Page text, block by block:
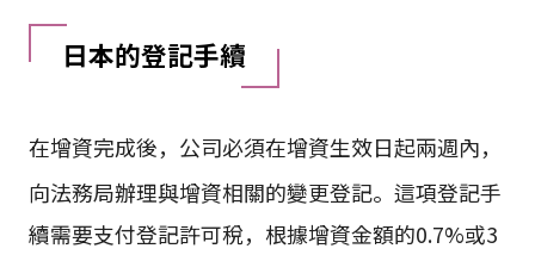
日本的登記手續
在增資完成後，公司必須在增資生效日起兩週內，
向法務局辦理與增資相關的變更登記。這項登記手
續需要支付登記許可稅，根據增資金額的0.7%或3